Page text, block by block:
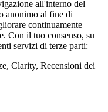
all'interno del
anonimo al fine di
continuamente
Con il tuo consenso, su
servizi di terze parti:
Clarity, Recensioni dei